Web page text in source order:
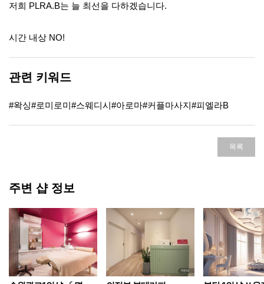
저희 PLRA.B는 늘 최선을 다하겠습니다.
시간 내상 NO!
관련 키워드
#왁싱#로미로미#스웨디시#아로마#커플마사지#피엘라B
목록
주변 샵 정보